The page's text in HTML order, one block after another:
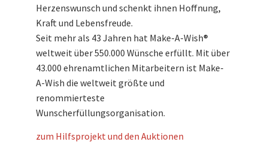
Herzenswunsch und schenkt ihnen Hoffnung,
Kraft und Lebensfreude.
Seit mehr als 43 Jahren hat Make-A-Wish®
weltweit über 550.000 Wünsche erfüllt. Mit über
43.000 ehrenamtlichen Mitarbeitern ist Make-
A-Wish die weltweit größte und
renommierteste
Wunscherfüllungsorganisation.
zum Hilfsprojekt und den Auktionen